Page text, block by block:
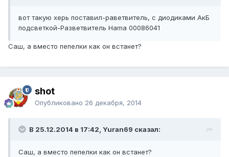
вот такую херь поставил-раветвитель, с диодиками АкБ
подсветкой-Разветвитель Hama 00086041
Саш, а вместо пепелки как он встанет?
shot
Опубликовано 26 декабря, 2014
В 25.12.2014 в 17:42, Yuran69 сказал:
Саш, а вместо пепелки как он встанет?